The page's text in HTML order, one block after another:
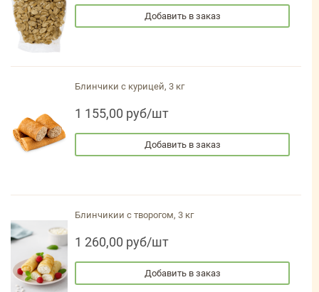
Добавить в заказ
Блинчики с курицей, 3 кг
1 155,00 руб/шт
Добавить в заказ
Блинчикии с творогом, 3 кг
1 260,00 руб/шт
Добавить в заказ